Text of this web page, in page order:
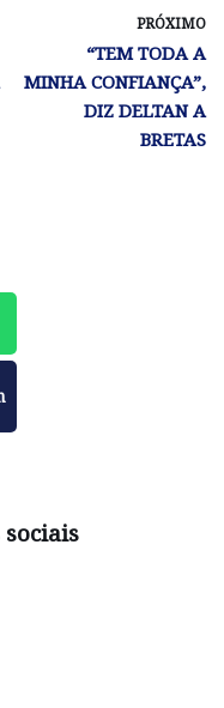
PRÓXIMO
“TEM TODA A
MINHA CONFIANÇA”,
DIZ DELTAN A
BRETAS
sociais